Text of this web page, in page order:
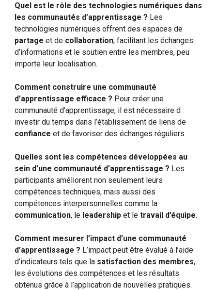
Quel est le rôle des technologies numériques dans
les communautés d’apprentissage ? Les
technologies numériques offrent des espaces de
partage et de collaboration, facilitant les échanges
d’informations et le soutien entre les membres, peu
importe leur localisation.
Comment construire une communauté
d’apprentissage efficace ? Pour créer une
communauté d’apprentissage, il est nécessaire d
investir du temps dans l’établissement de liens de
confiance et de favoriser des échanges réguliers.
Quelles sont les compétences développées au
sein d’une communauté d’apprentissage ? Les
participants améliorent non seulement leurs
compétences techniques, mais aussi des
compétences interpersonnelles comme la
communication, le leadership et le travail d’équipe.
Comment mesurer l’impact d’une communauté
d’apprentissage ? L’impact peut être évalué à l’aide
d’indicateurs tels que la satisfaction des membres,
les évolutions des compétences et les résultats
obtenus grâce à l’application de nouvelles pratiques.